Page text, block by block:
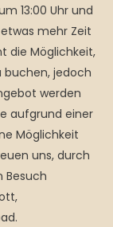
13:00 Uhr und
mehr Zeit
die Möglichkeit,
jedoch
werden
aufgrund einer
Möglichkeit
uns, durch
Besuch